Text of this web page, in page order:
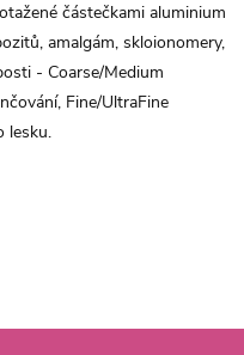
částečkami aluminium
amalgám, skloionomery,
- Coarse/Medium
Fine/UltraFine
lesku.